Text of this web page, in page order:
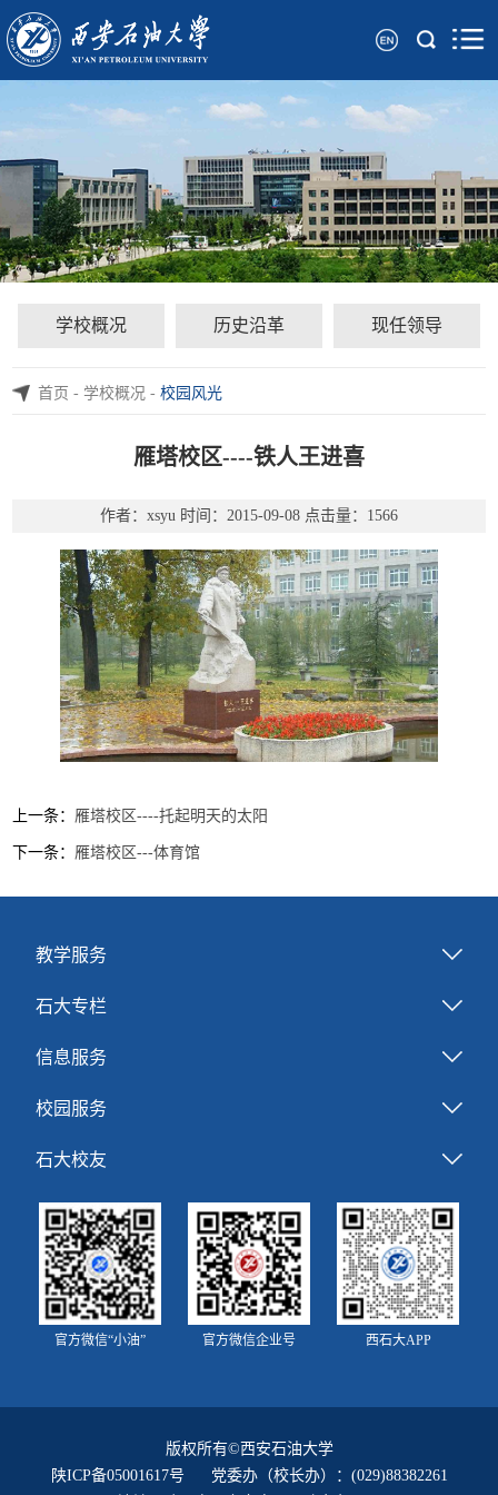
学校概况 历史沿革 现任领导
首页- 学校概况-校园风光
雁塔校区----铁人王进喜
作者：xsyu 时间：2015-09-08 点击量： 1566
上一条： 雁塔校区----托起明天的太阳
下一条： 雁塔校区---体育馆
教学服务
石大专栏
信息服务
校园服务
石大校友
官方微信“小油” 官方微信企业号 西石大APP
版权所有©西安石油大学
陕ICP备05001617号 党委办（校长办）：(029)88382261